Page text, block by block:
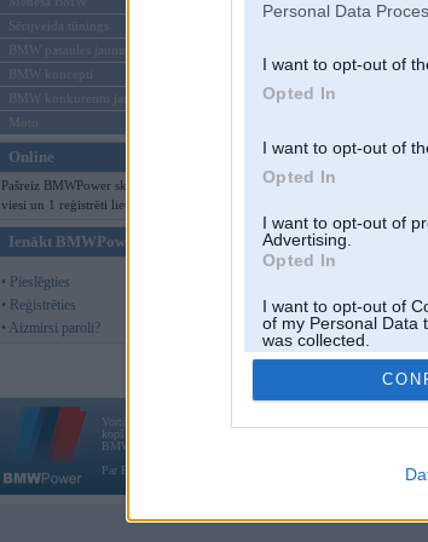
Personal Data
I want to opt-out of
Opted In
I want to opt-out of
Opted In
I want to opt-out of
Advertising.
Opted In
I want to opt-out of
of my Personal Data
was collected.
Opted Out
Sērijveida tūnings
BMW pasaules jaunumi
BMW koncepti
BMW konkurentu jaunumi
Moto
Online
Pašreiz BMWPower skatās 148
viesi un 1 reģistrēti lietotāji.
Ienākt BMWPower
• Pieslēgties
• Reģistrēties
• Aizmirsi paroli?
Vortāls BMWPower.lv darbojas
kopš 2002. gada 14. maija. Tas nav auto klubs un nav saistīts ar
BMW AG.
Par BMWPower